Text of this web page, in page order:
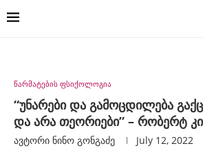
წარმატების ფსიქოლოგია
“უნარები და გამოცდილება
და არა თეორიები” – რობერტ
ავტორი Ნინო Გონგაძე July 12, 2022